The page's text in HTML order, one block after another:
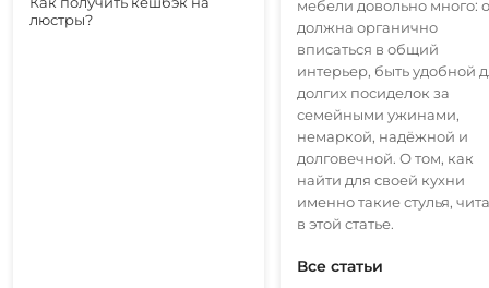
люстры?
мебели довольно много:
должна органично
вписаться в общий
интерьер, быть удобной
долгих посиделок за
семейными ужинами,
немаркой, надёжной и
долговечной. О том, как
найти для своей кухни
именно такие стулья,
в этой статье.
Все статьи